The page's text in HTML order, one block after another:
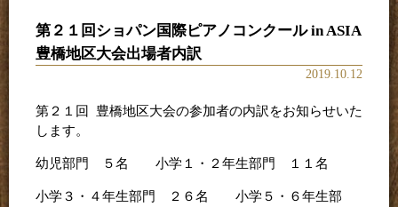
第２１回ショパン国際ピアノコンクール in ASIA
豊橋地区大会出場者内訳
2019.10.12
第２１回 豊橋地区大会の参加者の内訳をお知らせいた
します。
幼児部門 ５名 小学１・２年生部門 １１名
小学３・４年生部門 ２６名 小学５・６年生部